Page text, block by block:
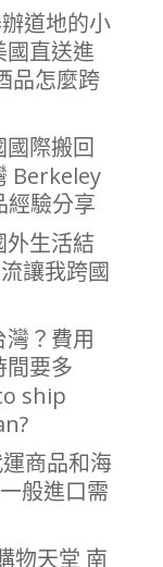
道地的小
國直送進
品怎麼跨
際搬回
Berkeley
經驗分享
外生活結
讓我跨國
？費用
間要多
ship
商品和海
般進口需
物天堂 南